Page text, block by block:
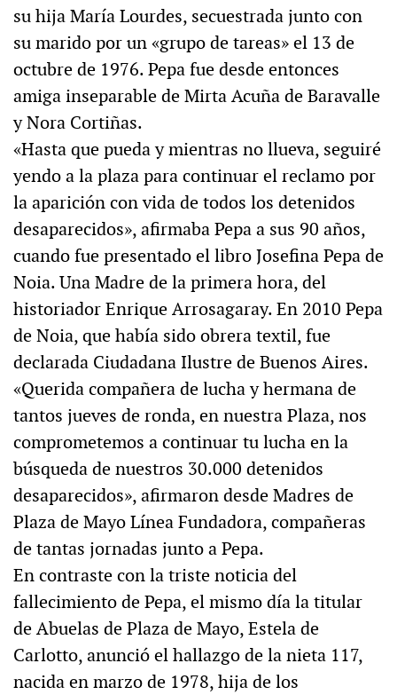
su hija María Lourdes, secuestrada junto con
su marido por un «grupo de tareas» el 13 de
octubre de 1976. Pepa fue desde entonces
amiga inseparable de Mirta Acuña de Baravalle
y Nora Cortiñas.
«Hasta que pueda y mientras no llueva, seguiré
yendo a la plaza para continuar el reclamo por
la aparición con vida de todos los detenidos
desaparecidos», afirmaba Pepa a sus 90 años,
cuando fue presentado el libro Josefina Pepa de
Noia. Una Madre de la primera hora, del
historiador Enrique Arrosagaray. En 2010 Pepa
de Noia, que había sido obrera textil, fue
declarada Ciudadana Ilustre de Buenos Aires.
«Querida compañera de lucha y hermana de
tantos jueves de ronda, en nuestra Plaza, nos
comprometemos a continuar tu lucha en la
búsqueda de nuestros 30.000 detenidos
desaparecidos», afirmaron desde Madres de
Plaza de Mayo Línea Fundadora, compañeras
de tantas jornadas junto a Pepa.
En contraste con la triste noticia del
fallecimiento de Pepa, el mismo día la titular
de Abuelas de Plaza de Mayo, Estela de
Carlotto, anunció el hallazgo de la nieta 117,
nacida en marzo de 1978, hija de los